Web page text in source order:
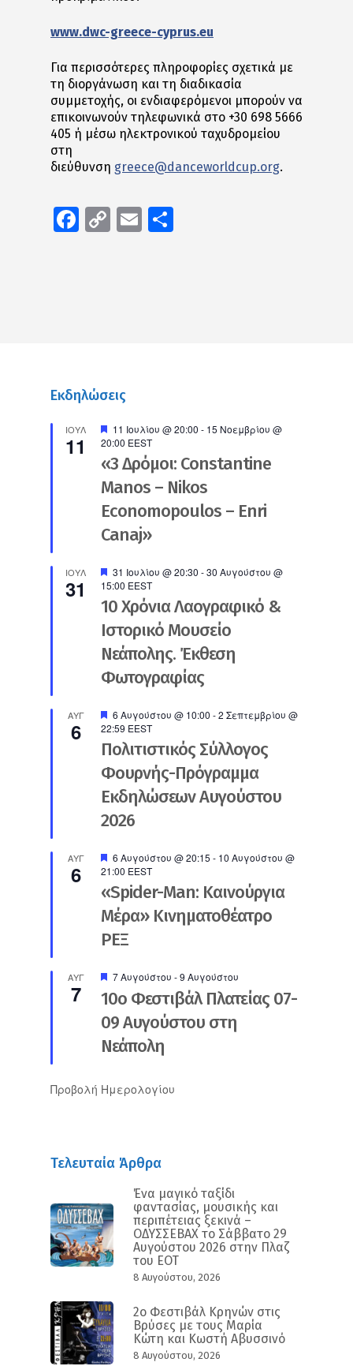
www.dwc-greece-cyprus.eu
Για περισσότερες πληροφορίες σχετικά με
τη διοργάνωση και τη διαδικασία
συμμετοχής, οι ενδιαφερόμενοι μπορούν να
επικοινωνούν τηλεφωνικά στο +30 698 5666
405 ή μέσω ηλεκτρονικού ταχυδρομείου
στη
διεύθυνση greece@danceworldcup.org.
Facebook
CopyEmail
Εκδηλώσεις
ΙΟΎΛ
11
Προτεινόμενο
11 Ιουλίου @ 20:00 - 15 Νοεμβρίου @
20:00 EEST
«3 Δρόμοι: Constantine
Manos – Nikos
Economopoulos – Enri
Canaj»
ΙΟΎΛ
31
Προτεινόμενο
31 Ιουλίου @ 20:30 -30 Αυγούστου @
15:00 EEST
10 Χρόνια Λαογραφικό &
Ιστορικό Μουσείο
Νεάπολης. Έκθεση
Φωτογραφίας
ΑΥΓ
6
Προτεινόμενο
6 Αυγούστου @ 10:00 -2 Σεπτεμβρίου @
22:59 EEST
Πολιτιστικός Σύλλογος
Φουρνής-Πρόγραμμα
Εκδηλώσεων Αυγούστου
2026
ΑΥΓ
6
Προτεινόμενο
6 Αυγούστου @ 20:15 - 10 Αυγούστου @
21:00 EEST
«Spider-Man: Καινούργια
Μέρα» Κινηματοθέατρο
ΡΕΞ
ΑΥΓ
7
Προτεινόμενο
7 Αυγούστου -9 Αυγούστου
10ο Φεστιβάλ Πλατείας 07-
09 Αυγούστου στη
Νεάπολη
Προβολή Ημερολογίου
Τελευταία Άρθρα
Ένα μαγικό ταξίδι
φαντασίας, μουσικής και
περιπέτειας ξεκινά –
ΟΔΥΣΣΕΒΑΧ το Σάββατο 29
Αυγούστου 2026 στην Πλαζ
του ΕΟΤ
8 Αυγούστου, 2026
2ο Φεστιβάλ Κρηνών στις
Βρύσες με τους Μαρία
Κώτη και Κωστή Αβυσσινό
8 Αυγούστου, 2026